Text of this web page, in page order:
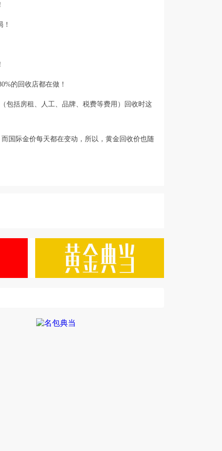
的回收店都在做！
包括房租、人工、品牌、税费等费用）回收时这
国际金价每天都在变动，所以，黄金回收价也随